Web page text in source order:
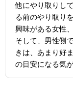
他にやり取りし
る前のやり取り
興味がある女性
そして、男性側
きは、あまり好
の目安になる気